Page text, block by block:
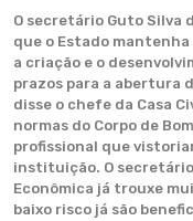
O secretário Guto Silva
que o Estado
a criação e o
prazos para a abertura
disse o chefe da Casa
normas do Corpo de
profissional que
instituição. O
Econômica já trouxe
baixo risco já são